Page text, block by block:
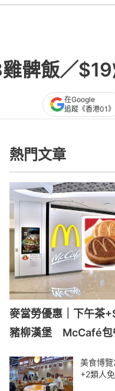
髀飯／
在Google
追蹤《香港01》
熱門文章
麥當勞優惠｜下午茶
豬柳漢堡 McCafé包
美食博
+2類人